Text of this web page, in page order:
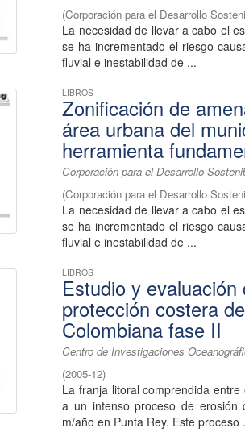
(Corporación para el Desarrollo
La necesidad de llevar a cabo el
se ha incrementado el riesgo
fluvial e inestabilidad de ...
LIBROS
Zonificación de
área urbana del
herramienta
Corporación para el Desarrollo
(Corporación para el Desarrollo
La necesidad de llevar a cabo el
se ha incrementado el riesgo
fluvial e inestabilidad de ...
LIBROS
Estudio y
protección costera
Colombiana fase II
Centro de Investigaciones
(2005-12)
La franja litoral comprendida
a un intenso proceso de
m/año en Punta Rey. Este proceso